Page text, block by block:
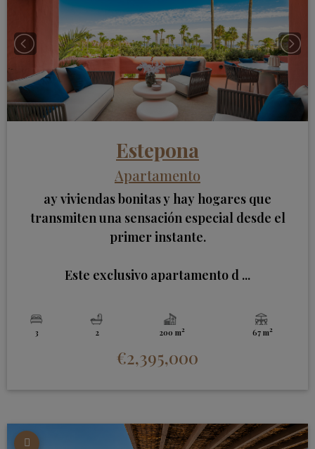
Estepona
Apartamento
ay viviendas bonitas y hay hogares que
transmiten una sensación especial desde el
primer instante.
Este exclusivo apartamento d ...
3 2 200 m2 67 m2
€2,395,000